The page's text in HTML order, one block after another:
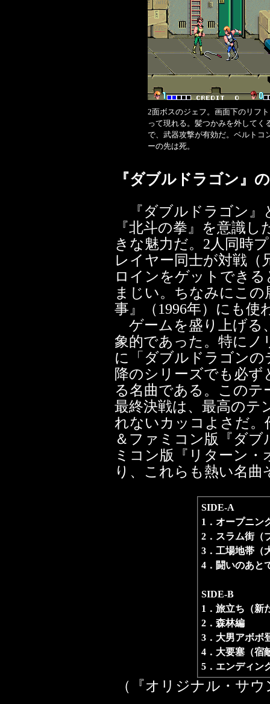
2面ボスのジェフ。画面下のリフ
って現れる。髪つかみを外してく
で、武器攻撃が有効だ。ベルトコ
ーの先は死。
『ダブルドラゴン』
『ダブルドラゴン』
『北斗の拳』を意識
きな魅力だ。2人同時
レイヤー同士が対戦（
ロインをゲットでき
まじい。ちなみにこ
事』（1996年）にも使
ゲームを盛り上げる
象的であった。特にノ
に「ダブルドラゴン
降のシリーズでも必
る名曲である。この
最終決戦は、最高のテ
れないカッコよさだ。
＆ファミコン版『ダ
ミコン版『リターン
り、これらも熱い名
SIDE-A
1．オープニン
2．スラム街（
3．工場地帯（
4．闘いのあと
SIDE-B
1．旅立ち（新
2．森林編
3．大男アボボ
4．大要塞（宿
5．エンディン
（『オリジナル・サ